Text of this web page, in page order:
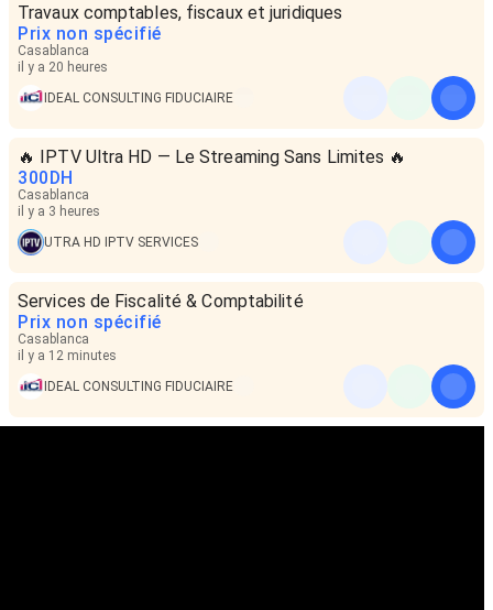
Travaux comptables, fiscaux et juridiques
Prix non spécifié
Casablanca
il y a 20 heures
IDEAL CONSULTING FIDUCIAIRE
🔥 IPTV Ultra HD — Le Streaming Sans Limites 🔥
300DH
Casablanca
il y a 3 heures
UTRA HD IPTV SERVICES
Services de Fiscalité & Comptabilité
Prix non spécifié
Casablanca
il y a 12 minutes
IDEAL CONSULTING FIDUCIAIRE